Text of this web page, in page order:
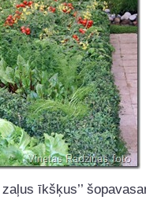
īkšķus’’